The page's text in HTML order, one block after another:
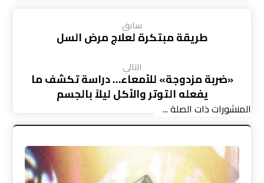
سابق
طريقة مبتكرة لعلاج مرض السل
التالي
«ضربة مزدوجة» للأمعاء… دراسة تكشف ما
يفعله التوتر والأكل ليلاً بالجسم
المنشورات ذات الصلة ...